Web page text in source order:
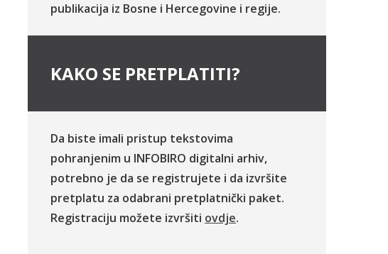
publikacija iz Bosne i Hercegovine i regije.
KAKO SE PRETPLATITI?
Da biste imali pristup tekstovima
pohranjenim u INFOBIRO digitalni arhiv,
potrebno je da se registrujete i da izvršite
pretplatu za odabrani pretplatnički paket.
Registraciju možete izvršiti ovdje.